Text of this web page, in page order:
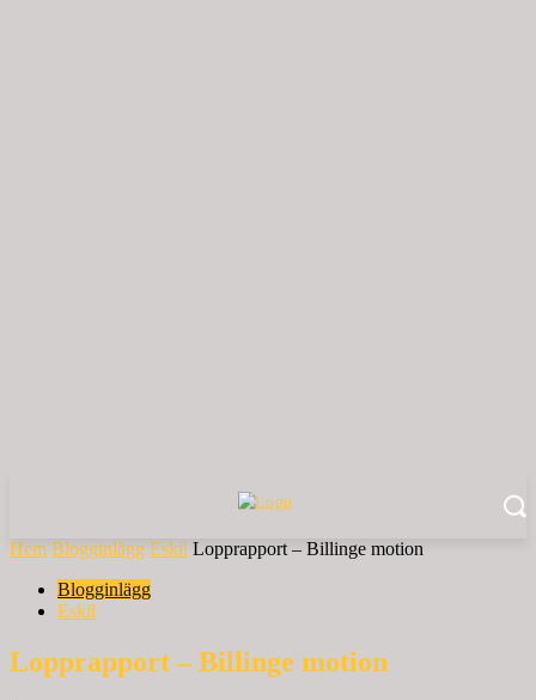
Hem Blogginlägg Eskil Lopprapport – Billinge motion
Blogginlägg
Eskil
Lopprapport – Billinge motion